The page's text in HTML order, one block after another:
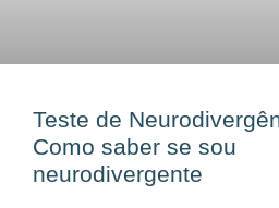
Teste de
Como saber se sou
neurodivergente